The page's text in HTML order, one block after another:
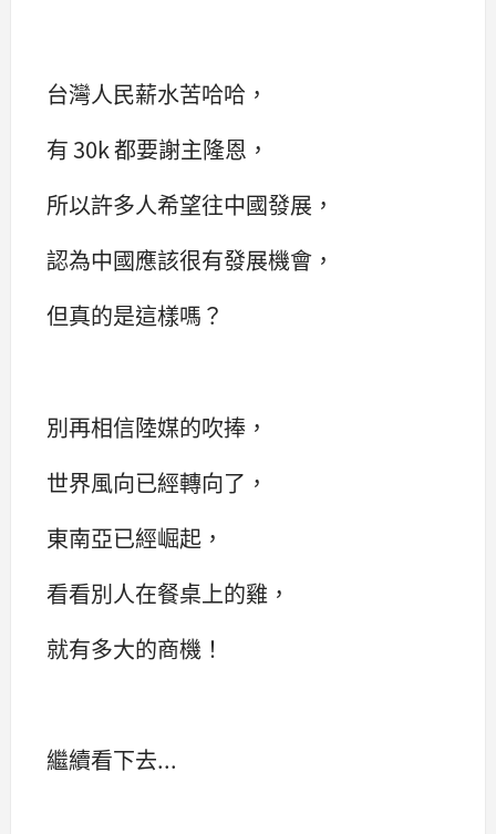
台灣人民薪水苦哈哈，
有 30k 都要謝主隆恩，
所以許多人希望往中國發展，
認為中國應該很有發展機會，
但真的是這樣嗎？
別再相信陸媒的吹捧，
世界風向已經轉向了，
東南亞已經崛起，
看看別人在餐桌上的雞，
就有多大的商機！
繼續看下去...